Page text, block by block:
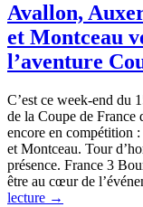
Avallon,
et Montceau
l’aventure
C’est ce week-end du
de la Coupe de France
encore en compétition
et Montceau. Tour
présence. France 3
être au cœur de
lecture →